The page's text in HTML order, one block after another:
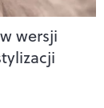
wersji